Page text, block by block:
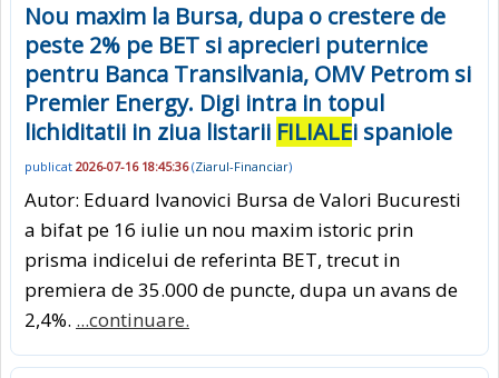
Nou maxim la Bursa, dupa o crestere de
peste 2% pe BET si aprecieri puternice
pentru Banca Transilvania, OMV Petrom si
Premier Energy. Digi intra in topul
lichiditatii in ziua listarii FILIALEi spaniole
publicat 2026-07-16 18:45:36(Ziarul-Financiar)
Autor: Eduard Ivanovici Bursa de Valori Bucuresti
a bifat pe 16 iulie un nou maxim istoric prin
prisma indicelui de referinta BET, trecut in
premiera de 35.000 de puncte, dupa un avans de
2,4%. ...continuare.